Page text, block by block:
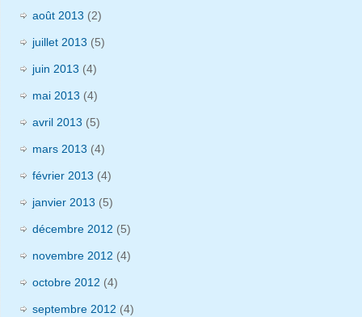
août 2013 (2)
juillet 2013 (5)
juin 2013 (4)
mai 2013 (4)
avril 2013 (5)
mars 2013 (4)
février 2013 (4)
janvier 2013 (5)
décembre 2012 (5)
novembre 2012 (4)
octobre 2012 (4)
septembre 2012 (4)